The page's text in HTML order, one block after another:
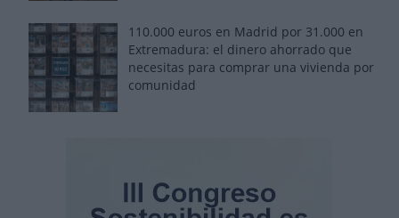
110.000 euros en Madrid por 31.000 en
Extremadura: el dinero ahorrado que
necesitas para comprar una vivienda por
comunidad